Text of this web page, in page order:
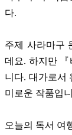
다.
주제 사라마구
데요. 하지만
니다. 대가로서
미로운 작품입
오늘의 독서 여